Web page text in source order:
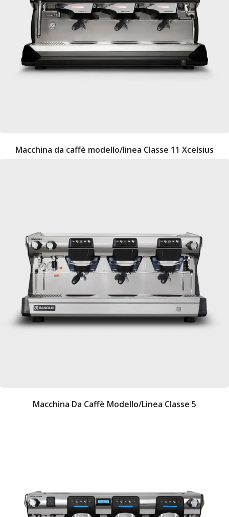
Macchina da caffè modello/linea Classe 11 Xcelsius
Macchina Da Caffè Modello/Linea Classe 5